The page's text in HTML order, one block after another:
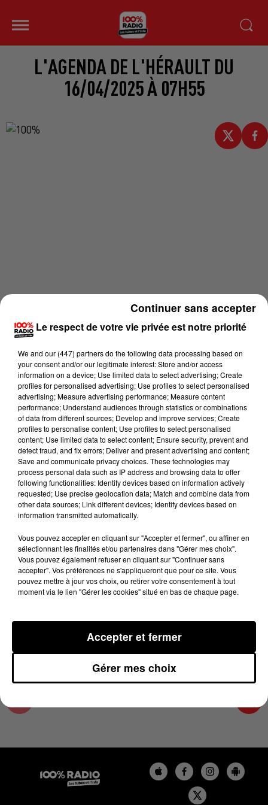
L'AGENDA DE L'HÉRAULT DU
16/04/2025 À 07H55
Lecture (1 min 13 sec)
100%
100% Radio l'agenda de l'Hérault
16 avril 2025 - 1 min 13 sec
L'AGENDA DE L'HÉRAULT DU 16/04/2025 À
07H55
L'AGENDA DE L'HERAULT
Le respect de votre vie privée est notre priorité
We and our (447) partnersdo the following data processing based on
your consent and/or our legitimate interest: Store and/or access
information on a device; Use limited data to select advertising; Create
profiles for personalised advertising; Use profiles to select personalised
advertising; Measure advertising performance; Measure content
performance; Understand audiences through statistics or combinations
of data from different sources; Develop and improve services; Create
profiles to personalise content; Use profiles to select personalised
content; Use limited data to select content; Ensure security, prevent and
detect fraud, and fix errors; Deliver and present advertising and content;
Save and communicate privacy choices. These technologies may
process personal data such as IP address and browsing data to offer
following functionalities: Identify devices based on information actively
requested; Use precise geolocation data; Match and combine data from
other data sources; Link different devices; Identify devices based on
information transmitted automatically.
Vous pouvez accepter en cliquant sur "Accepter et fermer", ou affiner en
sélectionnant les finalités et/ou partenaires dans "Gérer mes choix".
Vous pouvez également refuser en cliquant sur "Continuer sans
accepter". Vos préférences ne s'appliqueront que pour ce site. Vous
pouvez mettre à jour vos choix, ou retirer votre consentement à tout
moment via le lien "Gérer les cookies" situé en bas de chaque page.
Gérer mes choix
Accepter et fermer
Continuer sans accepter